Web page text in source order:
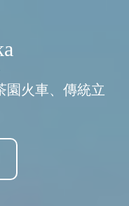
園火車、傳統立